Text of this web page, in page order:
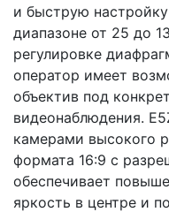
и быструю
диапазоне от 25 до
регулировке
оператор имеет
объектив под
видеонаблюдения.
камерами высокого
формата 16:9 с
обеспечивает
яркость в центре и